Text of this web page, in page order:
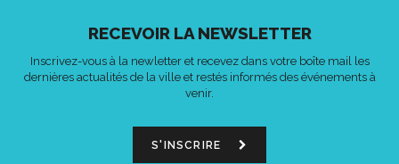
RECEVOIR LA NEWSLETTER
Inscrivez-vous à la newletter et recevez dans votre boîte mail les
dernières actualités de la ville et restés informés des événements à
venir.
S'INSCRIRE